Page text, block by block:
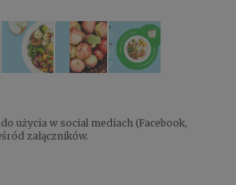
użycia w social mediach (Facebook,
załączników.